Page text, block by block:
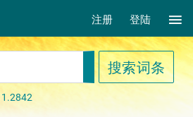
注册 登陆
1.2842